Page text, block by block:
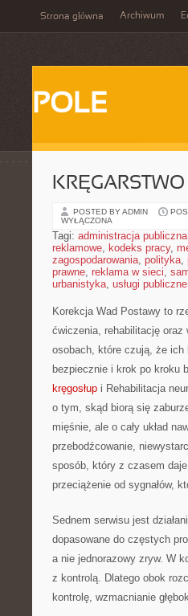
Strona główna Archiwum
POLE
KRĘGARSTWO
POSTED BY ADMIN
WYŁĄCZONA
Tagi: administracja publiczna
reklamowe, kodeks pracy,
zagospodarowania, polityka,
prawne, reklama w sieci,
urbanistyka, usługi publiczne
Korekcja Wad Postawy to
ćwiczenia, rehabilitację
osobach, które czują, że ich
bezpiecznie i krok po kroku
kręgosłup i Rehabilitacja
o tym, skąd biorą się
mięśnie, ale o cały układ
przebodźcowanie,
sposób, który z czasem
przeciążenie od sygnałów,
Sednem serwisu jest
dopasowane do częstych
a nie jednorazowy zryw. W
z kontrolą. Dlatego obok
kontrolę, wzmacnianie